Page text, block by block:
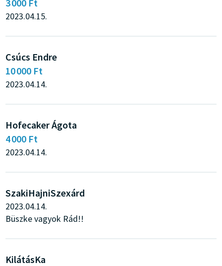
3 000 Ft
2023.04.15.
Csúcs Endre
10 000 Ft
2023.04.14.
Hofecaker Ágota
4 000 Ft
2023.04.14.
SzakiHajniSzexárd
2023.04.14.
Büszke vagyok Rád!!
KilátásKa